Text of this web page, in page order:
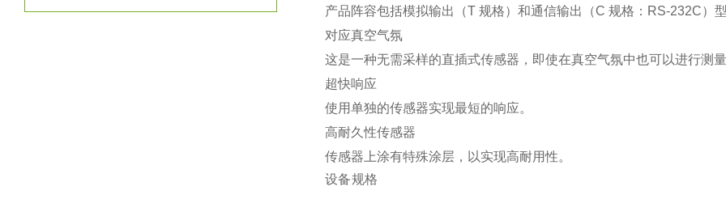
产品阵容包括模拟输出（T 规格）和通信输出（C 规格：RS-232C）
对应真空气氛
这是一种无需采样的直插式传感器，即使在真空气氛中也可以进行测
超快响应
使用单独的传感器实现最短的响应。
高耐久性传感器
传感器上涂有特殊涂层，以实现高耐用性。
设备规格